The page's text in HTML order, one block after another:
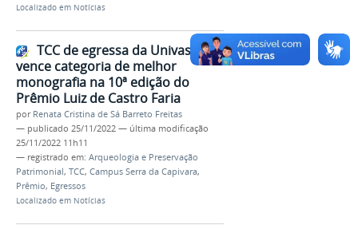
Localizado em Notícias
TCC de egressa da Univasf
vence categoria de melhor
monografia na 10ª edição do
Prêmio Luiz de Castro Faria
por Renata Cristina de Sá Barreto Freitas
— publicado 25/11/2022 — última modificação
25/11/2022 11h11
— registrado em: Arqueologia e Preservação
Patrimonial, TCC, Campus Serra da Capivara,
Prêmio, Egressos
Localizado em Notícias